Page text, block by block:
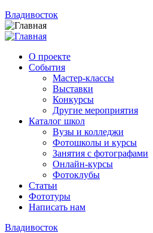
Владивосток
О проекте
События
Мастер-классы
Выставки
Конкурсы
Другие мероприятия
Каталог школ
Вузы и колледжи
Фотошколы и курсы
Занятия с фотографами
Онлайн-курсы
Фотоклубы
Статьи
Фототуры
Написать нам
Владивосток